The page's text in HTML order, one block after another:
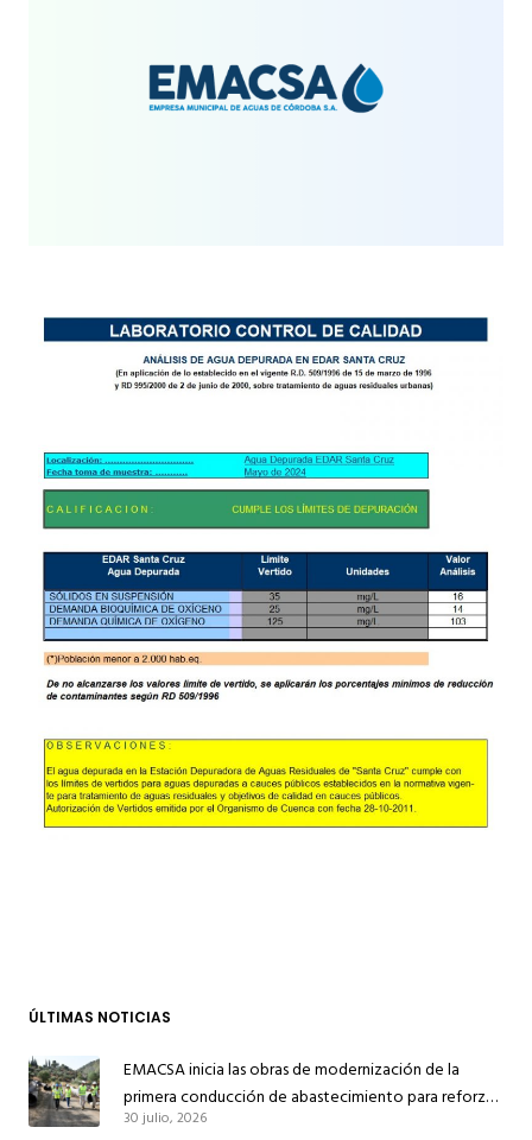
ÚLTIMAS NOTICIAS
EMACSA inicia las obras de modernización de la
primera conducción de abastecimiento para reforzar
el suministro de agua de Córdoba
30 julio, 2026